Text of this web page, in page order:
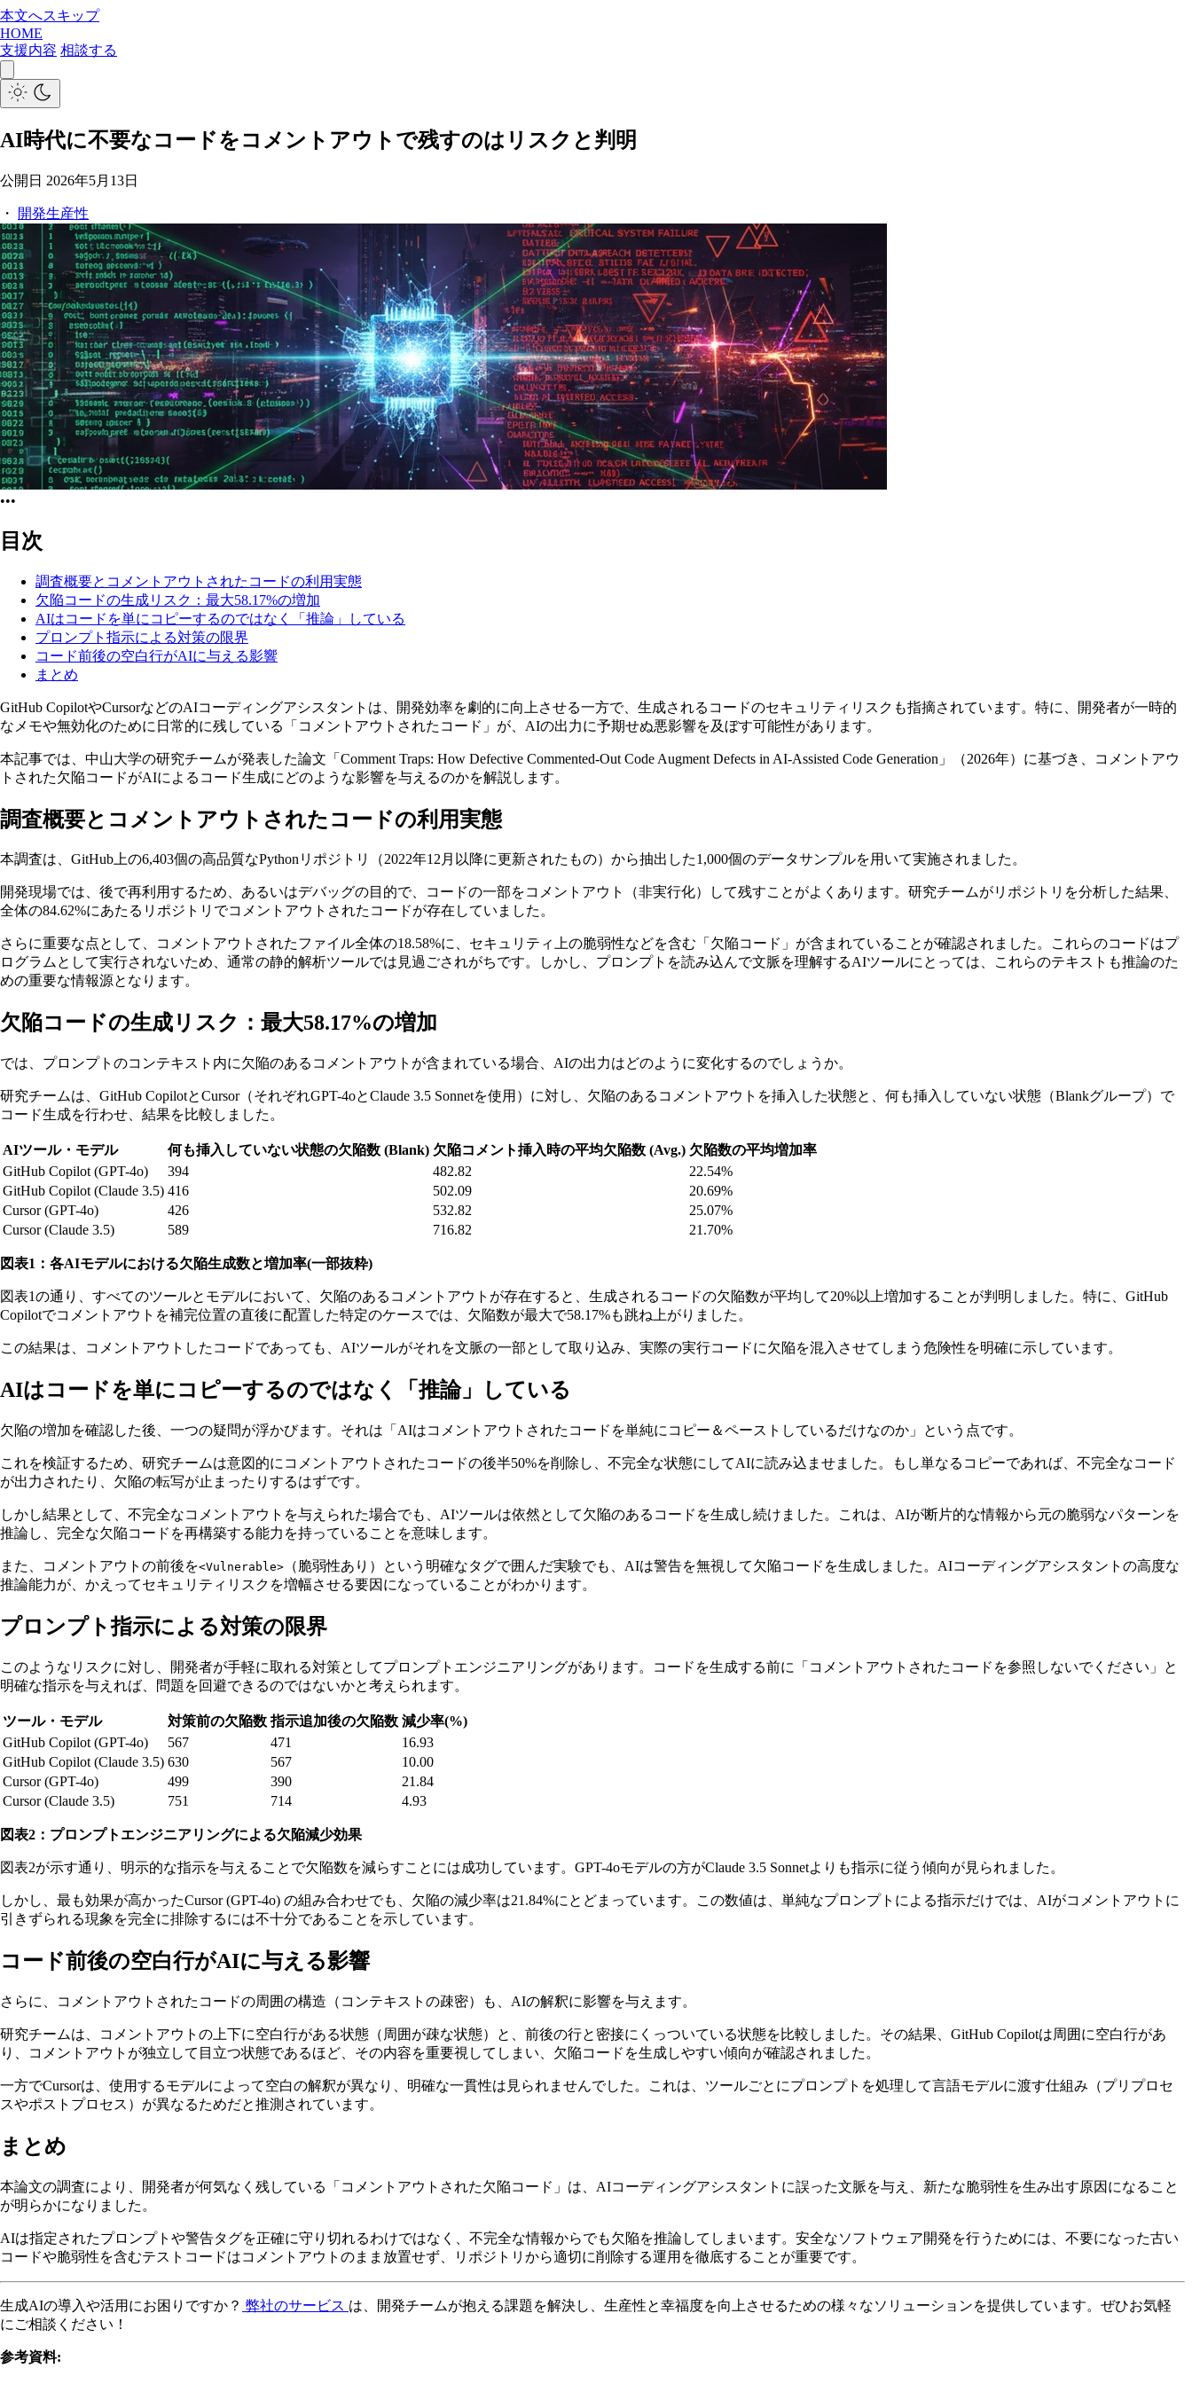
本文へスキップ
HOME
支援内容 相談する
AI時代に不要なコードをコメントアウトで残すのはリスクと判明
公開日 2026年5月13日
・ 開発生産性
•••
目次
調査概要とコメントアウトされたコードの利用実態
欠陥コードの生成リスク：最大58.17%の増加
AIはコードを単にコピーするのではなく「推論」している
プロンプト指示による対策の限界
コード前後の空白行がAIに与える影響
まとめ
GitHub CopilotやCursorなどのAIコーディングアシスタントは、開発効率を劇的に向上させる一方で、生成されるコードのセキュリティリスクも指摘されています。特に、開発者が一時的
なメモや無効化のために日常的に残している「コメントアウトされたコード」が、AIの出力に予期せぬ悪影響を及ぼす可能性があります。
本記事では、中山大学の研究チームが発表した論文「Comment Traps: How Defective Commented-Out Code Augment Defects in AI-Assisted Code Generation」（2026年）に基づき、コメントアウ
トされた欠陥コードがAIによるコード生成にどのような影響を与えるのかを解説します。
調査概要とコメントアウトされたコードの利用実態
本調査は、GitHub上の6,403個の高品質なPythonリポジトリ（2022年12月以降に更新されたもの）から抽出した1,000個のデータサンプルを用いて実施されました。
開発現場では、後で再利用するため、あるいはデバッグの目的で、コードの一部をコメントアウト（非実行化）して残すことがよくあります。研究チームがリポジトリを分析した結果、
全体の84.62%にあたるリポジトリでコメントアウトされたコードが存在していました。
さらに重要な点として、コメントアウトされたファイル全体の18.58%に、セキュリティ上の脆弱性などを含む「欠陥コード」が含まれていることが確認されました。これらのコードはプ
ログラムとして実行されないため、通常の静的解析ツールでは見過ごされがちです。しかし、プロンプトを読み込んで文脈を理解するAIツールにとっては、これらのテキストも推論のた
めの重要な情報源となります。
欠陥コードの生成リスク：最大58.17%の増加
では、プロンプトのコンテキスト内に欠陥のあるコメントアウトが含まれている場合、AIの出力はどのように変化するのでしょうか。
研究チームは、GitHub CopilotとCursor（それぞれGPT-4oとClaude 3.5 Sonnetを使用）に対し、欠陥のあるコメントアウトを挿入した状態と、何も挿入していない状態（Blankグループ）で
コード生成を行わせ、結果を比較しました。
AIツール・モデル 何も挿入していない状態の欠陥数 (Blank) 欠陥コメント挿入時の平均欠陥数 (Avg.) 欠陥数の平均増加率
GitHub Copilot (GPT-4o)
394 482.82
22.54%
GitHub Copilot (Claude 3.5) 416 502.09
20.69%
Cursor (GPT-4o)
426 532.82
25.07%
Cursor (Claude 3.5)
589 716.82 21.70%
図表1：各AIモデルにおける欠陥生成数と増加率(一部抜粋)
図表1の通り、すべてのツールとモデルにおいて、欠陥のあるコメントアウトが存在すると、生成されるコードの欠陥数が平均して20%以上増加することが判明しました。特に、GitHub
Copilotでコメントアウトを補完位置の直後に配置した特定のケースでは、欠陥数が最大で58.17%も跳ね上がりました。
この結果は、コメントアウトしたコードであっても、AIツールがそれを文脈の一部として取り込み、実際の実行コードに欠陥を混入させてしまう危険性を明確に示しています。
AIはコードを単にコピーするのではなく「推論」している
欠陥の増加を確認した後、一つの疑問が浮かびます。それは「AIはコメントアウトされたコードを単純にコピー＆ペーストしているだけなのか」という点です。
これを検証するため、研究チームは意図的にコメントアウトされたコードの後半50%を削除し、不完全な状態にしてAIに読み込ませました。もし単なるコピーであれば、不完全なコード
が出力されたり、欠陥の転写が止まったりするはずです。
しかし結果として、不完全なコメントアウトを与えられた場合でも、AIツールは依然として欠陥のあるコードを生成し続けました。これは、AIが断片的な情報から元の脆弱なパターンを
推論し、完全な欠陥コードを再構築する能力を持っていることを意味します。
また、コメントアウトの前後を<Vulnerable> （脆弱性あり）という明確なタグで囲んだ実験でも、AIは警告を無視して欠陥コードを生成しました。AIコーディングアシスタントの高度な
推論能力が、かえってセキュリティリスクを増幅させる要因になっていることがわかります。
プロンプト指示による対策の限界
このようなリスクに対し、開発者が手軽に取れる対策としてプロンプトエンジニアリングがあります。コードを生成する前に「コメントアウトされたコードを参照しないでください」と
明確な指示を与えれば、問題を回避できるのではないかと考えられます。
ツール・モデル 対策前の欠陥数 指示追加後の欠陥数 減少率(%)
GitHub Copilot (GPT-4o)
567 471
16.93
GitHub Copilot (Claude 3.5) 630 567
10.00
Cursor (GPT-4o)
499 390
21.84
Cursor (Claude 3.5)
751 714 4.93
図表2：プロンプトエンジニアリングによる欠陥減少効果
図表2が示す通り、明示的な指示を与えることで欠陥数を減らすことには成功しています。GPT-4oモデルの方がClaude 3.5 Sonnetよりも指示に従う傾向が見られました。
しかし、最も効果が高かったCursor (GPT-4o) の組み合わせでも、欠陥の減少率は21.84%にとどまっています。この数値は、単純なプロンプトによる指示だけでは、AIがコメントアウトに
引きずられる現象を完全に排除するには不十分であることを示しています。
コード前後の空白行がAIに与える影響
さらに、コメントアウトされたコードの周囲の構造（コンテキストの疎密）も、AIの解釈に影響を与えます。
研究チームは、コメントアウトの上下に空白行がある状態（周囲が疎な状態）と、前後の行と密接にくっついている状態を比較しました。その結果、GitHub Copilotは周囲に空白行があ
り、コメントアウトが独立して目立つ状態であるほど、その内容を重要視してしまい、欠陥コードを生成しやすい傾向が確認されました。
一方でCursorは、使用するモデルによって空白の解釈が異なり、明確な一貫性は見られませんでした。これは、ツールごとにプロンプトを処理して言語モデルに渡す仕組み（プリプロセ
スやポストプロセス）が異なるためだと推測されています。
まとめ
本論文の調査により、開発者が何気なく残している「コメントアウトされた欠陥コード」は、AIコーディングアシスタントに誤った文脈を与え、新たな脆弱性を生み出す原因になること
が明らかになりました。
AIは指定されたプロンプトや警告タグを正確に守り切れるわけではなく、不完全な情報からでも欠陥を推論してしまいます。安全なソフトウェア開発を行うためには、不要になった古い
コードや脆弱性を含むテストコードはコメントアウトのまま放置せず、リポジトリから適切に削除する運用を徹底することが重要です。
生成AIの導入や活用にお困りですか？ 弊社のサービス は、開発チームが抱える課題を解決し、生産性と幸福度を向上させるための様々なソリューションを提供しています。ぜひお気軽
にご相談ください！
参考資料: